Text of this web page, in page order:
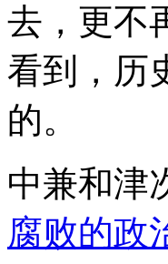
去，更不
看到，历
的。
中兼和津
腐败的政